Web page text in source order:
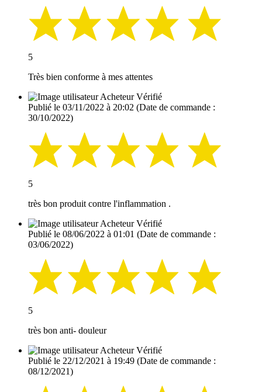
5
Très bien conforme à mes attentes
Acheteur Vérifié
Publié le 03/11/2022 à 20:02 (Date de commande :
30/10/2022)
5
très bon produit contre l'inflammation .
Acheteur Vérifié
Publié le 08/06/2022 à 01:01 (Date de commande :
03/06/2022)
5
très bon anti- douleur
Acheteur Vérifié
Publié le 22/12/2021 à 19:49 (Date de commande :
08/12/2021)